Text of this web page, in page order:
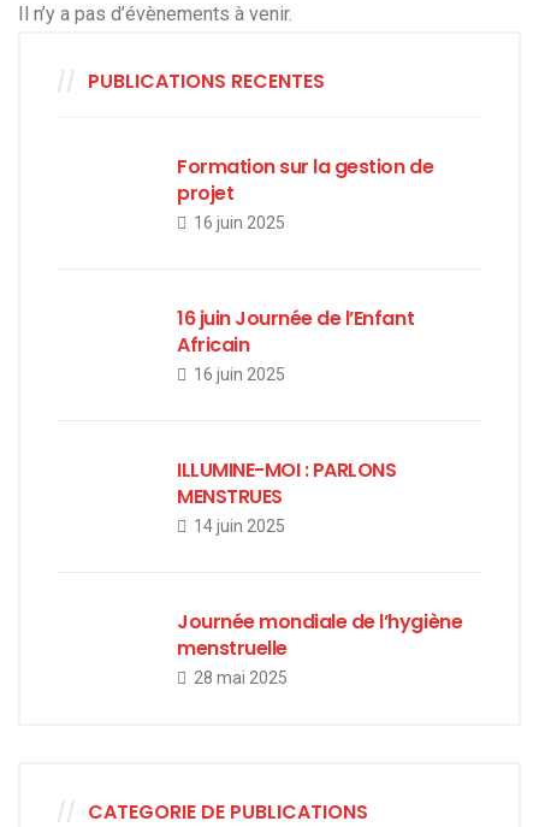
Il n’y a pas d’évènements à venir.
PUBLICATIONS RECENTES
Formation sur la gestion de
projet
16 juin 2025
16 juin Journée de l’Enfant
Africain
16 juin 2025
ILLUMINE-MOI : PARLONS
MENSTRUES
14 juin 2025
Journée mondiale de l’hygiène
menstruelle
28 mai 2025
CATEGORIE DE PUBLICATIONS